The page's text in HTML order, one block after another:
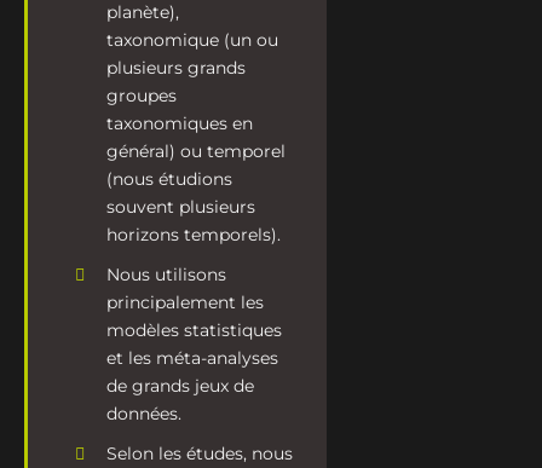
planète),
taxonomique (un ou
plusieurs grands
groupes
taxonomiques en
général) ou temporel
(nous étudions
souvent plusieurs
horizons temporels).
Nous utilisons
principalement les
modèles statistiques
et les méta-analyses
de grands jeux de
données.
Selon les études, nous